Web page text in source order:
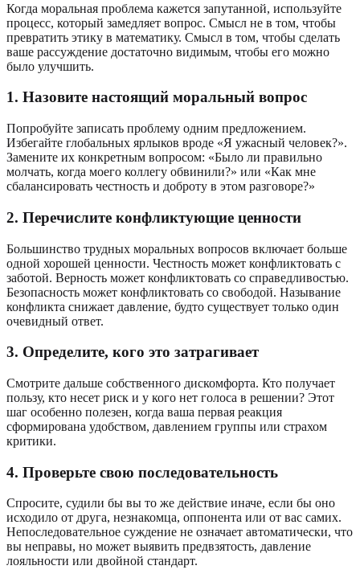
Когда моральная проблема кажется запутанной, используйте
процесс, который замедляет вопрос. Смысл не в том, чтобы
превратить этику в математику. Смысл в том, чтобы сделать
ваше рассуждение достаточно видимым, чтобы его можно
было улучшить.
1. Назовите настоящий моральный вопрос
Попробуйте записать проблему одним предложением.
Избегайте глобальных ярлыков вроде «Я ужасный человек?».
Замените их конкретным вопросом: «Было ли правильно
молчать, когда моего коллегу обвинили?» или «Как мне
сбалансировать честность и доброту в этом разговоре?»
2. Перечислите конфликтующие ценности
Большинство трудных моральных вопросов включает больше
одной хорошей ценности. Честность может конфликтовать с
заботой. Верность может конфликтовать со справедливостью.
Безопасность может конфликтовать со свободой. Называние
конфликта снижает давление, будто существует только один
очевидный ответ.
3. Определите, кого это затрагивает
Смотрите дальше собственного дискомфорта. Кто получает
пользу, кто несет риск и у кого нет голоса в решении? Этот
шаг особенно полезен, когда ваша первая реакция
сформирована удобством, давлением группы или страхом
критики.
4. Проверьте свою последовательность
Спросите, судили бы вы то же действие иначе, если бы оно
исходило от друга, незнакомца, оппонента или от вас самих.
Непоследовательное суждение не означает автоматически, что
вы неправы, но может выявить предвзятость, давление
лояльности или двойной стандарт.